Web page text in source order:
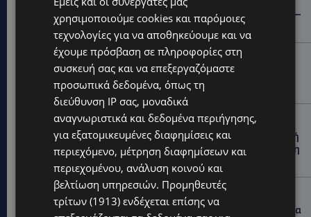
ΜΑΚΑΡΙΟΣ ΔΡΟΥΣΙΩΤΗΣ: «Δεν ξεκινήσαμε μόνοι μας» –
Η Αστυνομία ξεκαθαρίζει πώς άρχισε η έρευνα
UPDATES
ΜΟΝΗ ΑΓΙΟΥ ΝΕΟΦΥΤΟΥ: «Για αποκατάσταση της
αλήθειας» – Όλα ξεκίνησαν για ένα δωμάτιο
UPDATES
ΘΑ ΣΑΛΠΑΡΟΥΜΕ: Δεν σταματά η θαλάσσια επιβατική
σύνδεση Κύπρου – Ελλάδας το 2027-Πότε θα κριθεί η
συνέχεια από το 2028
UPDATES
ΛΕΩΦΟΡΟΣ ΤΣΕΡΙΟΥ: Άνοιξε ο δρόμος, αλλά άρχισαν τα
χρησιμοποιούμε cookies και παρόμοιες
τεχνολογίες για να αποθηκεύουμε και να
έχουμε πρόσβαση σε πληροφορίες στη
συσκευή σας και να επεξεργαζόμαστε
προσωπικά δεδομένα, όπως τη
διεύθυνση IP σας, μοναδικά
αναγνωριστικά και δεδομένα περιήγησης,
για εξατομικευμένες διαφημίσεις και
περιεχόμενο, μέτρηση διαφημίσεων και
περιεχομένου, ανάλυση κοινού και
βελτίωση υπηρεσιών. Προμηθευτές
τρίτων (1913) ενδέχεται επίσης να